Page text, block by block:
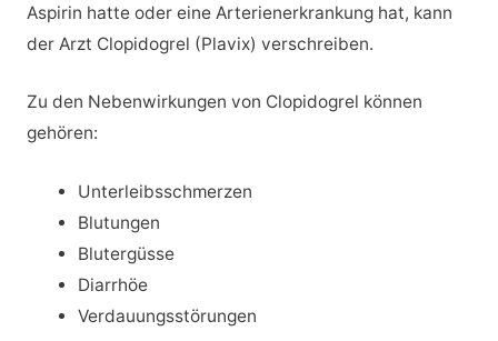
Aspirin hatte oder eine Arterienerkrankung hat, kann
der Arzt Clopidogrel (Plavix) verschreiben.
Zu den Nebenwirkungen von Clopidogrel können
gehören:
Unterleibsschmerzen
Blutungen
Blutergüsse
Diarrhöe
Verdauungsstörungen